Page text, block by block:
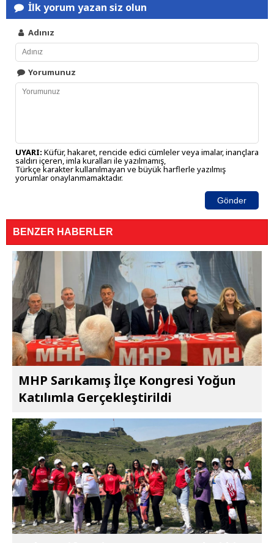
İlk yorum yazan siz olun
Adınız
Yorumunuz
UYARI: Küfür, hakaret, rencide edici cümleler veya imalar, inançlara
saldırı içeren, imla kuralları ile yazılmamış,
Türkçe karakter kullanılmayan ve büyük harflerle yazılmış
yorumlar onaylanmamaktadır.
Gönder
BENZER HABERLER
MHP Sarıkamış İlçe Kongresi Yoğun
Katılımla Gerçekleştirildi